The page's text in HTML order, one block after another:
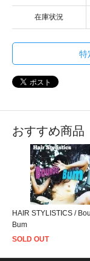
在庫状況
特
おすすめ商品
HAIR STYLISTICS /
Bum
SOLD OUT